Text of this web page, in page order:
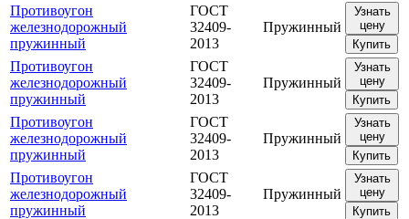
Противоугон
железнодорожный
пружинный
ГОСТ
32409-
2013
Пружинный
Узнать
цену
Купить
Противоугон
железнодорожный
пружинный
ГОСТ
32409-
2013
Пружинный
Узнать
цену
Купить
Противоугон
железнодорожный
пружинный
ГОСТ
32409-
2013
Пружинный
Узнать
цену
Купить
Противоугон
железнодорожный
пружинный
ГОСТ
32409-
2013
Пружинный
Узнать
цену
Купить